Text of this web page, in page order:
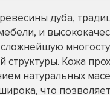
дуба,
и
структуры. Кожа
натуральных
что